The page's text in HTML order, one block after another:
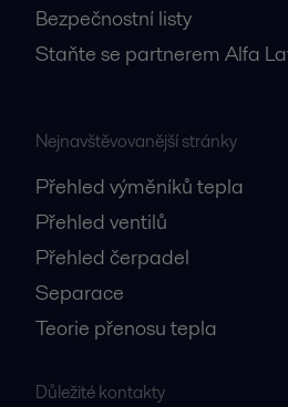
Bezpečnostní listy
Staňte se partnerem Alfa
Nejnavštěvovanější stránky
Přehled výměníků tepla
Přehled ventilů
Přehled čerpadel
Separace
Teorie přenosu tepla
Důležité kontakty